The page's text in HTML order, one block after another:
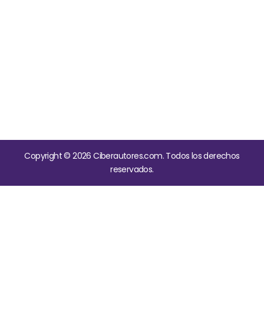
Copyright © 2026 Ciberautores.com. Todos los derechos
reservados.